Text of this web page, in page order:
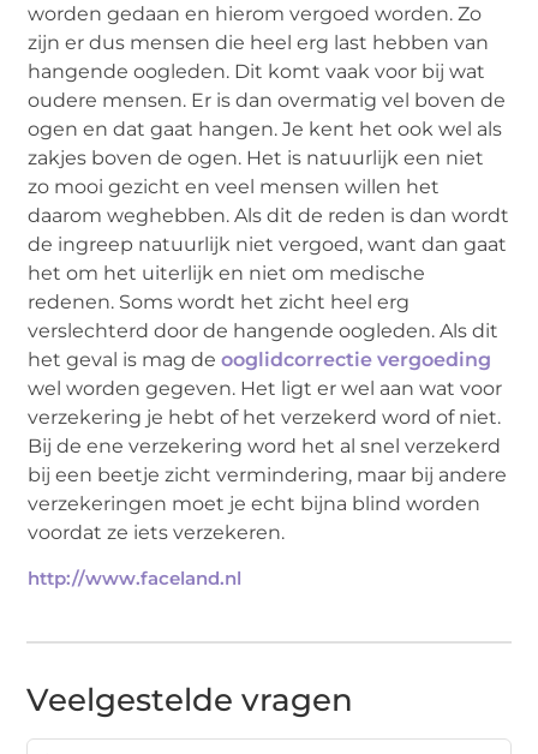
worden gedaan en hierom vergoed worden. Zo
zijn er dus mensen die heel erg last hebben van
hangende oogleden. Dit komt vaak voor bij wat
oudere mensen. Er is dan overmatig vel boven de
ogen en dat gaat hangen. Je kent het ook wel als
zakjes boven de ogen. Het is natuurlijk een niet
zo mooi gezicht en veel mensen willen het
daarom weghebben. Als dit de reden is dan wordt
de ingreep natuurlijk niet vergoed, want dan gaat
het om het uiterlijk en niet om medische
redenen. Soms wordt het zicht heel erg
verslechterd door de hangende oogleden. Als dit
het geval is mag deooglidcorrectie vergoeding
wel worden gegeven. Het ligt er wel aan wat voor
verzekering je hebt of het verzekerd word of niet.
Bij de ene verzekering word het al snel verzekerd
bij een beetje zicht vermindering, maar bij andere
verzekeringen moet je echt bijna blind worden
voordat ze iets verzekeren.
http://www.faceland.nl
Veelgestelde vragen